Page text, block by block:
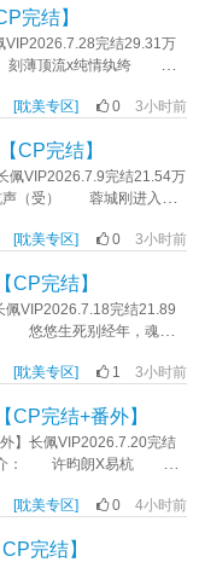
塌了。 * 薄引鹤抱过小
人就笑。 池父对这个失
薄引鹤没想到，十几年
孩子有一天会支离破碎，
，那就由他来看顾。 薄
可以胡闹，但必须在我视
缺失的部分，薄引鹤都
是调酒师 开局受18
签：豪门世家 情有独钟
漪，薄引鹤 一句话简
权谋破镜重圆覆水难收轻
瓣和蛋糕的中央，优雅
是唯一的主角。 视频最
无所有，但还是在心底
你为什么要投资我的电
爱哄。 最爱彼此的那
是坠落神坛的歌星，一个
走得曲折。 久别重逢
我关在家里，我哪也不去
完结】
VIP2026.7.28完结29.31万
刻薄顶流x纯情纨绔 钟
年再见，对方早已褪去当
。” 钟庭安二话不说，说
汪”。 当年的事，他的确
弟的恋情被人插足，于
不仅缠着对方给自己上表
被人压在排练室里
掰弯没头脑和不高兴始
滋
[耽美专区] 0 3小时前
CP完结】
佩VIP2026.7.9完结21.54万
声（受） 蓉城刚进入秋
次见一个人口中的不挑食
赖攻×清冷敏感哑巴
（red book） 提
先天哑巴，心理原因导
HE双向奔赴剧情《无声》
[耽美专区] 0 3小时前
CP完结】
佩VIP2026.7.18完结21.89
悠悠生死别经年，魂魄
[耽美专区] 1 3小时前
CP完结+番外】
】长佩VIP2026.7.20完结
简介： 许昀朗X易杭 腹
还为人师表，逼婚这种不
的设计图装修的房
[耽美专区] 0 4小时前
完结】